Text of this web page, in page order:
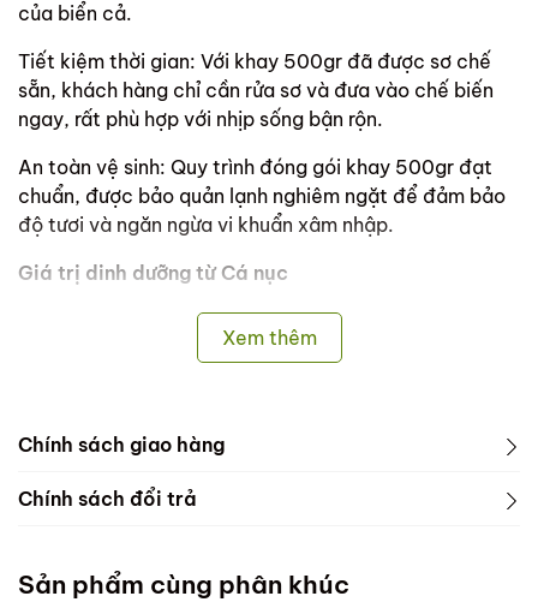
của biển cả.
Tiết kiệm thời gian: Với khay 500gr đã được sơ chế
sẵn, khách hàng chỉ cần rửa sơ và đưa vào chế biến
ngay, rất phù hợp với nhịp sống bận rộn.
An toàn vệ sinh: Quy trình đóng gói khay 500gr đạt
chuẩn, được bảo quản lạnh nghiêm ngặt để đảm bảo
độ tươi và ngăn ngừa vi khuẩn xâm nhập.
Giá trị dinh dưỡng từ Cá nục
Cá nục là thực phẩm vàng cho sức khỏe với hàm lượng
thiết cho cơ thể, giúp săn chắc cơ bắp.
Canxi và Phốt pho, hỗ trợ hệ xương chắc khỏe và tăng
Xem thêm
Chính sách giao hàng
Dưới đây là các thông tin về Chính sách bảo mật -
Chính sách giao hàng - Chính sách đổi trả của
1. Chính sách bảo mật:
Chính sách đổi trả
Chính sách giao hàng - Chính sách đổi trả của
Canhdong.vn
Sản phẩm cùng phân khúc